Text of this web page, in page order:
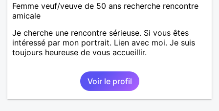
Femme veuf/veuve de 50 ans recherche rencontre
amicale
Je cherche une rencontre sérieuse. Si vous êtes
intéressé par mon portrait. Lien avec moi. Je suis
toujours heureuse de vous accueillir.
Voir le profil